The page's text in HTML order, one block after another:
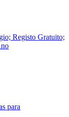
Registo Gratuito;
para